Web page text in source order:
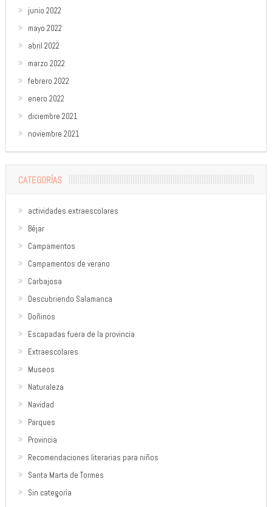
junio 2022
mayo 2022
abril 2022
marzo 2022
febrero 2022
enero 2022
diciembre 2021
noviembre 2021
CATEGORÍAS
actividades extraescolares
Béjar
Campamentos
Campamentos de verano
Carbajosa
Descubriendo Salamanca
Doñinos
Escapadas fuera de la provincia
Extraescolares
Museos
Naturaleza
Navidad
Parques
Provincia
Recomendaciones literarias para niños
Santa Marta de Tormes
Sin categoría